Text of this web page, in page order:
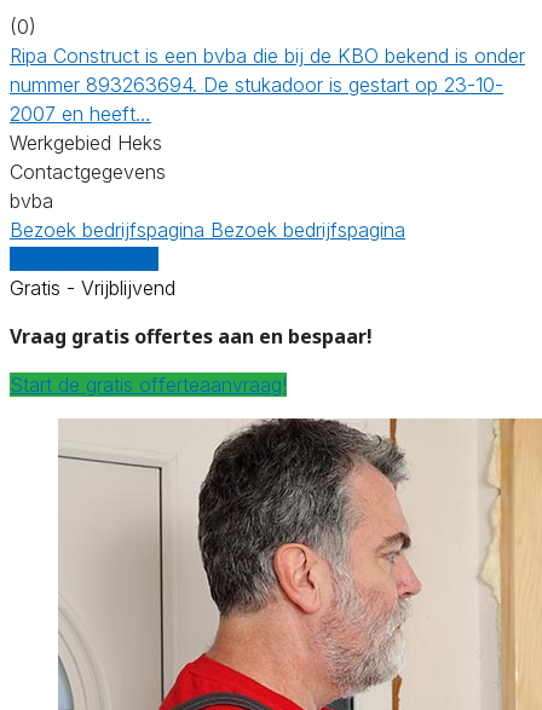
(0)
Ripa Construct is een bvba die bij de KBO bekend is onder
nummer 893263694. De stukadoor is gestart op 23-10-
2007 en heeft…
Werkgebied Heks
Contactgegevens
bvba
Bezoek bedrijfspagina Bezoek bedrijfspagina
Gratis - Vrijblijvend
Vraag gratis offertes aan en bespaar!
Start de gratis offerteaanvraag!